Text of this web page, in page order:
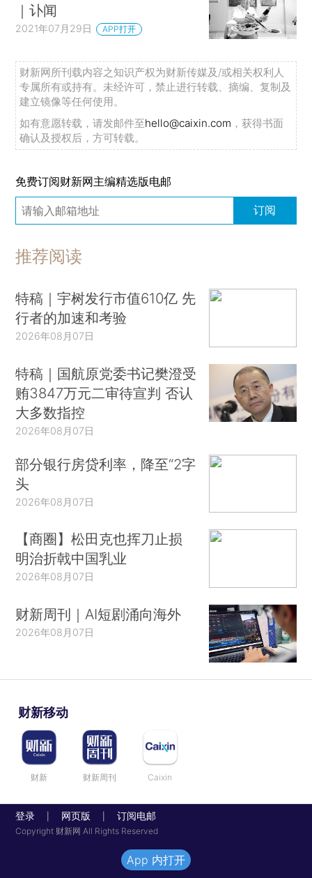
｜讣闻
2021年07月29日 APP打开
财新网所刊载内容之知识产权为财新传媒及/或相关权利人
专属所有或持有。未经许可，禁止进行转载、摘编、复制及
建立镜像等任何使用。
如有意愿转载，请发邮件至hello@caixin.com ，获得书面
确认及授权后，方可转载。
免费订阅财新网主编精选版电邮
订阅
推荐阅读
特稿｜宇树发行市值610亿 先
行者的加速和考验
2026年08月07日
特稿｜国航原党委书记樊澄受
贿3847万元二审待宣判 否认
大多数指控
2026年08月07日
部分银行房贷利率，降至“2字
头
2026年08月07日
【商圈】松田克也挥刀止损
明治折戟中国乳业
2026年08月07日
财新周刊｜AI短剧涌向海外
2026年08月07日
财新移动
财新 财新周刊 Caixin
登录 网页版 订阅电邮
Copyright 财新网 All Rights Reserved
App 内打开